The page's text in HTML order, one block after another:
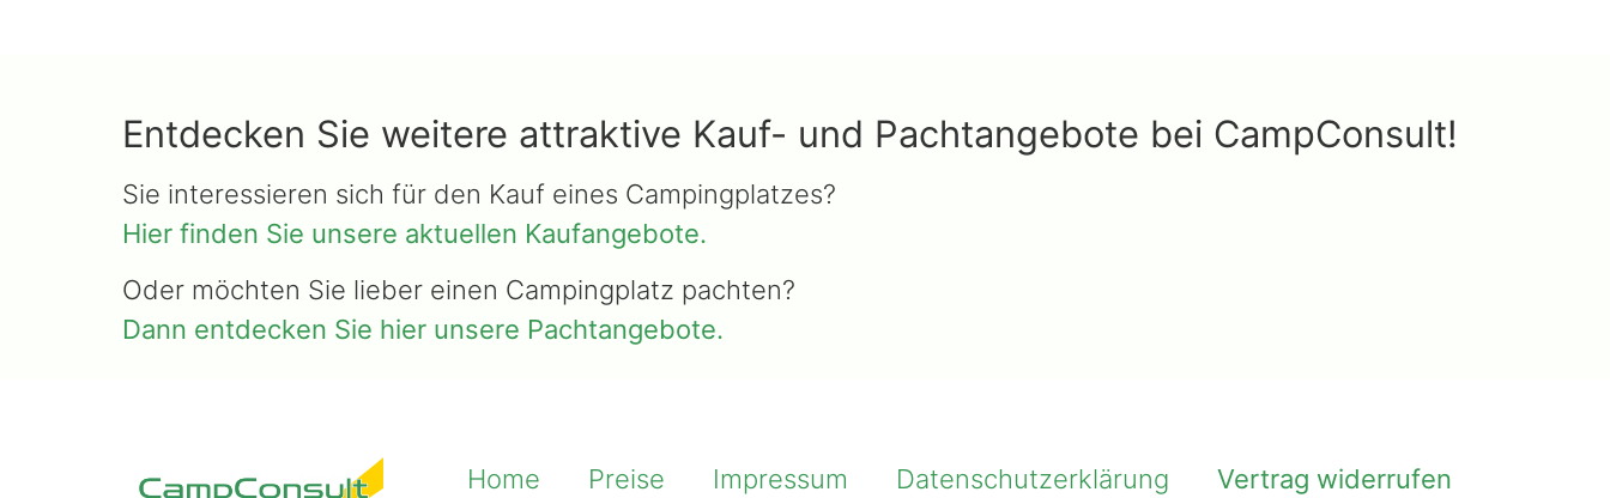
Entdecken Sie weitere attraktive Kauf- und Pachtangebote bei CampConsult!
Sie interessieren sich für den Kauf eines Campingplatzes?
Hier finden Sie unsere aktuellen Kaufangebote.
Oder möchten Sie lieber einen Campingplatz pachten?
Dann entdecken Sie hier unsere Pachtangebote.
Home Preise Impressum Datenschutzerklärung Vertrag widerrufen